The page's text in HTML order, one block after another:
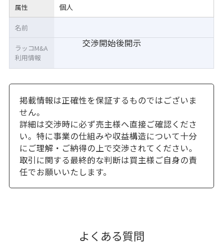
属性 個人
交渉開始後開示
名前
ラッコM&A
利用情報
掲載情報は正確性を保証するものではございま
せん。
詳細は交渉時に必ず売主様へ直接ご確認くださ
い。特に事業の仕組みや収益構造について十分
にご理解・ご納得の上で交渉されてください。
取引に関する最終的な判断は買主様ご自身の責
任でお願いいたします。
よくある質問